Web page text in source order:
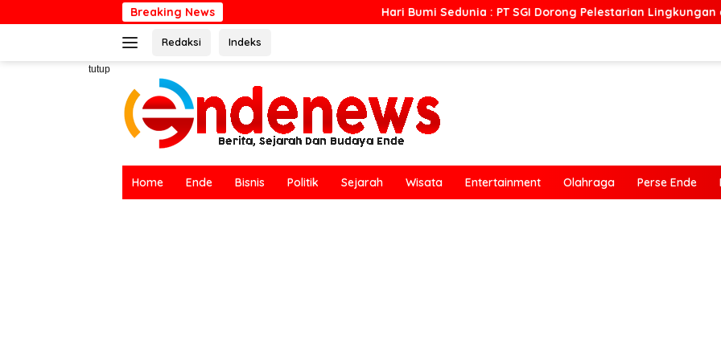
ke
Breaking News Hari Bumi Sedunia : PT SGI Dorong Pelestarian Lingkungan dan Pemberdayaan
Redaksi Indeks
tutup
Home Ende Bisnis Politik Sejarah Wisata Entertainment Olahraga Perse Ende